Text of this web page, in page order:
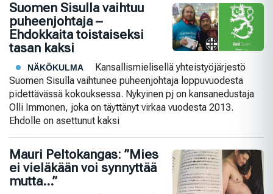
Suomen Sisulla vaihtuu
puheenjohtaja –
Ehdokkaita toistaiseksi
tasan kaksi
NÄKÖKULMA
Kansallismielisellä yhteistyöjärjestö
Suomen Sisulla vaihtunee puheenjohtaja loppuvuodesta
pidettävässä kokouksessa. Nykyinen pj on kansanedustaja
Olli Immonen, joka on täyttänyt virkaa vuodesta 2013.
Ehdolle on asettunut kaksi
Mauri Peltokangas: ”Mies
ei vieläkään voi synnyttää
mutta…”